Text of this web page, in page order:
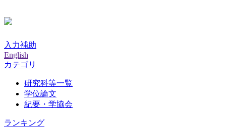
入力補助
English
カテゴリ
研究科等一覧
学位論文
紀要・学協会
ランキング